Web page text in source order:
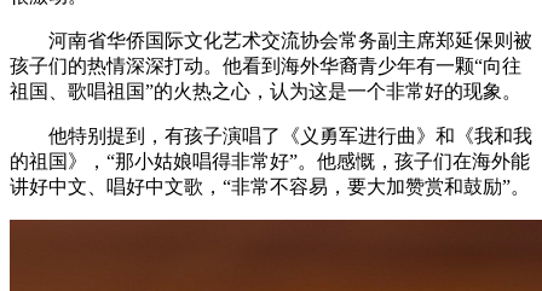
河南省华侨国际文化艺术交流协会常务副主席郑延保则被
孩子们的热情深深打动。他看到海外华裔青少年有一颗“向往
祖国、歌唱祖国”的火热之心，认为这是一个非常好的现象。
他特别提到，有孩子演唱了《义勇军进行曲》和《我和我
的祖国》，“那小姑娘唱得非常好”。他感慨，孩子们在海外能
讲好中文、唱好中文歌，“非常不容易，要大加赞赏和鼓励”。